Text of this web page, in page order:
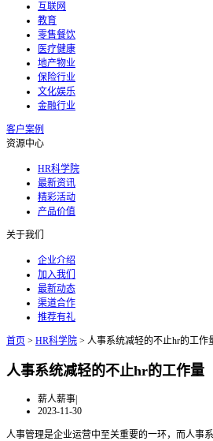
互联网
教育
零售餐饮
医疗健康
地产物业
保险行业
文化娱乐
金融行业
客户案例
资源中心
HR科学院
最新资讯
精彩活动
产品价值
关于我们
企业介绍
加入我们
最新动态
渠道合作
推荐有礼
首页 > HR科学院 > 人事系统减轻的不止hr的工作
人事系统减轻的不止hr的工作量
薪人薪事|
2023-11-30
人事管理是企业运营中至关重要的一环，而人事